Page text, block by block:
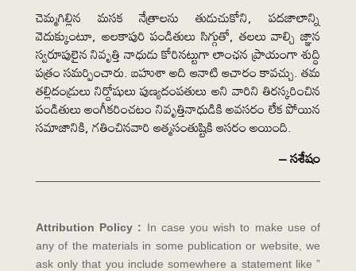
చెమ్మగిల్లిన మసక నేత్రాలను తుడుచుకోని, పదజాలాన్ని
వెదుక్కుంటూ, అలకాపురి పండితులు సిగ్గుతో, తలలు వాల్చి జ్ఞాన
స్వరూపులైన నివృత్తి నాధుడు కోరినట్టుగా లాంఛన ప్రాయంగా శుద్ధి
పత్రం సమర్పించారు. బహుశా అది ఆనాటి ఆచారం కావచ్చు. తమ
తల్లిదండ్రులు నిర్దోషులు పుణ్యదంపతులు అని వారిని తిరస్కరించిన
పండితులు అంగీకరించటం నివృత్తినాధుడికి అవసరం లేక పోయిన
సమాజానికి, గతించినవారి ఆత్మసంతుష్టికి ఆసరం అయింది.
– సశేషం
Attribution Policy : In case you wish to make use of
any of the materials in some publication or website, we
ask only that you include somewhere a statement like ”